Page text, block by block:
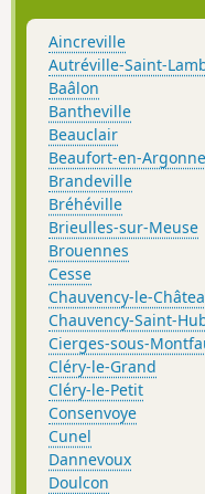
Aincreville
Autréville-Saint-
Baâlon
Bantheville
Beauclair
Beaufort-en-Argonne
Brandeville
Bréhéville
Brieulles-sur-Meuse
Brouennes
Cesse
Chauvency-le-
Chauvency-Saint-
Cierges-sous-
Cléry-le-Grand
Cléry-le-Petit
Consenvoye
Cunel
Dannevoux
Doulcon